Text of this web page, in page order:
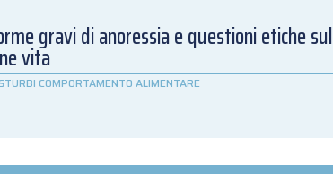
gravi di anoressia e questioni etiche sul
vita
COMPORTAMENTO ALIMENTARE